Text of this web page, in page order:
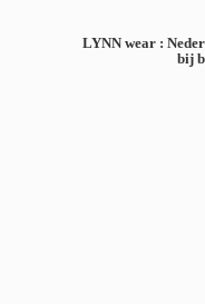
LYNN wear :
bij